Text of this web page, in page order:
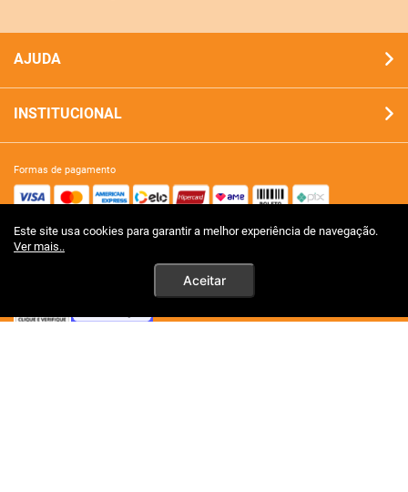
Este site usa cookies para garantir a melhor experiência de navegação.
Ver mais..
Aceitar
AJUDA
INSTITUCIONAL
formas de pagamento
site 100% seguro